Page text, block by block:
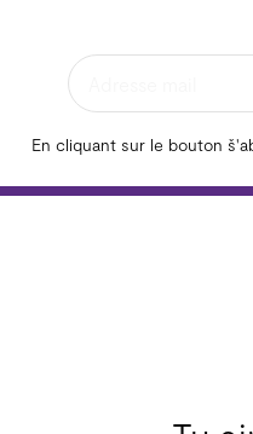
En cliquant sur le bouton